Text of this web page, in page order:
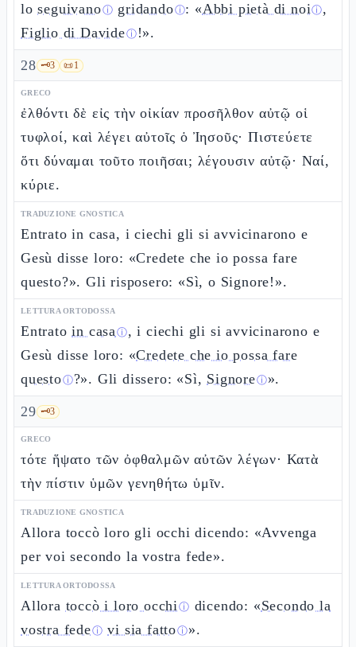
loseguivanoⓘ gridandoⓘ: «Abbi pietà di noiⓘ,
Figlio di Davideⓘ !».
28 🗝️3 📜1
GRECO
ἐλθόντι δὲ εἰς τὴν οἰκίαν προσῆλθον αὐτῷ οἱ
τυφλοί, καὶ λέγει αὐτοῖς ὁ Ἰησοῦς· Πιστεύετε
ὅτι δύναμαι τοῦτο ποιῆσαι; λέγουσιν αὐτῷ· Ναί,
κύριε.
TRADUZIONE GNOSTICA
Entrato in casa, i ciechi gli si avvicinarono e
Gesù disse loro: «Credete che io possa fare
questo?». Gli risposero: «Sì, o Signore!».
LETTURA ORTODOSSA
Entratoin casaⓘ, i ciechi gli si avvicinarono e
Gesù disse loro: «Credete che io possa fare
questoⓘ?». Gli dissero: «Sì, Signoreⓘ».
29 🗝️3
GRECO
τότε ἥψατο τῶν ὀφθαλμῶν αὐτῶν λέγων· Κατὰ
τὴν πίστιν ὑμῶν γενηθήτω ὑμῖν.
TRADUZIONE GNOSTICA
Allora toccò loro gli occhi dicendo: «Avvenga
per voi secondo la vostra fede».
LETTURA ORTODOSSA
Allora toccò i loro occhiⓘ dicendo: «Secondo la
vostra fedeⓘ vi sia fattoⓘ».